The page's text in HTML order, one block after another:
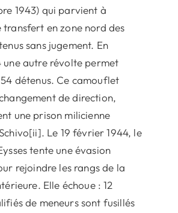
1943) qui parvient à
transfert en zone nord des
sans jugement. En
une autre révolte permet
54 détenus. Ce camouflet
de direction,
une prison milicienne
Le 19 février 1944, le
tente une évasion
rejoindre les rangs de la
Elle échoue : 12
de meneurs sont fusillés